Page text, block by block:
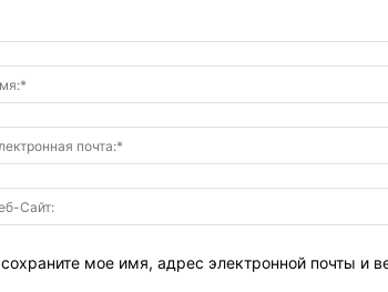
сохраните мое имя, адрес электронной почты и